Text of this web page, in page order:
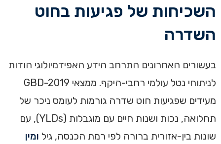
השכיחות של פגיעות בחוט
השדרה
בעשורים האחרונים התרחב הידע האפידמיולוגי הודות
לניתוחי נטל עולמי רחבי-היקף. ממצאי GBD-2019
מעידים שפגיעות חוט שדרה גורמות לעומס ניכר של
תחלואה, נכות ושנות חיים עם מוגבלות (YLDs), עם
שונות בין-אזורית ברורה לפי רמת הכנסה, גיל ומין